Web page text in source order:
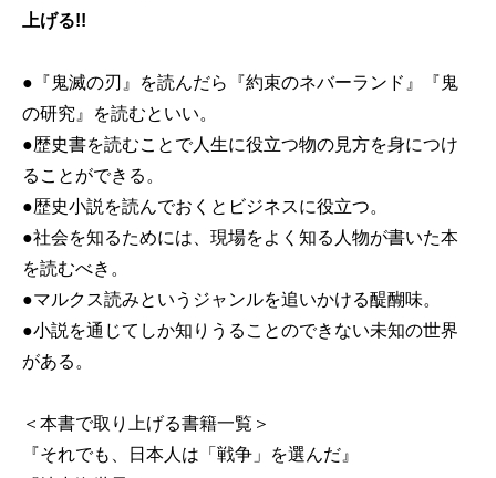
上げる!!
●『鬼滅の刃』を読んだら『約束のネバーランド』『鬼
の研究』を読むといい。
●歴史書を読むことで人生に役立つ物の見方を身につけ
ることができる。
●歴史小説を読んでおくとビジネスに役立つ。
●社会を知るためには、現場をよく知る人物が書いた本
を読むべき。
●マルクス読みというジャンルを追いかける醍醐味。
●小説を通じてしか知りうることのできない未知の世界
がある。
＜本書で取り上げる書籍一覧＞
『それでも、日本人は「戦争」を選んだ』